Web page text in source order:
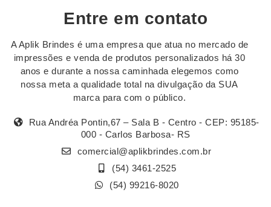
Entre em contato
A Aplik Brindes é uma empresa que atua no mercado de
impressões e venda de produtos personalizados há 30
anos e durante a nossa caminhada elegemos como
nossa meta a qualidade total na divulgação da SUA
marca para com o público.
Rua Andréa Pontin,67 – Sala B - Centro - CEP: 95185-
000 - Carlos Barbosa- RS
comercial@aplikbrindes.com.br
(54) 3461-2525
(54) 99216-8020